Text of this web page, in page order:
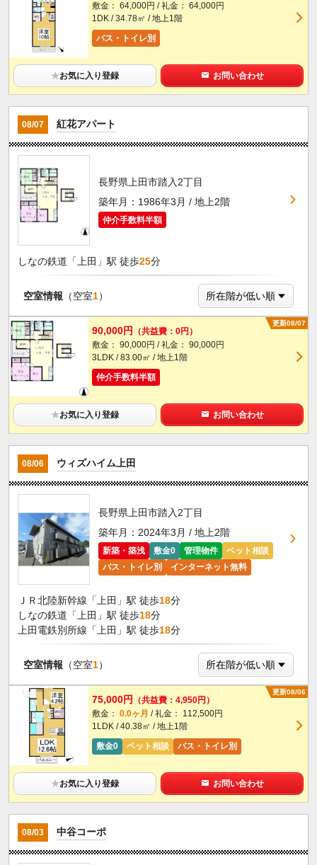
敷金： 64,000円 / 礼金： 64,000円
1DK / 34.78㎡ / 地上1階
バス・トイレ別
★お気に入り登録 お問い合わせ
08/07 紅花アパート
長野県上田市踏入2丁目
築年月：1986年3月 / 地上2階
仲介手数料半額
しなの鉄道「上田」駅 徒歩25分
空室情報 （空室1）
更新08/07
90,000円
（共益費：0円）
敷金： 90,000円 / 礼金： 90,000円
3LDK / 83.00㎡ / 地上1階
仲介手数料半額
★お気に入り登録 お問い合わせ
08/06 ウィズハイム上田
長野県上田市踏入2丁目
築年月：2024年3月 / 地上2階
新築・築浅 敷金0 管理物件
ペット相談
バス・トイレ別
インターネット無料
ＪＲ北陸新幹線「上田」駅 徒歩18分
しなの鉄道「上田」駅 徒歩18分
上田電鉄別所線「上田」駅 徒歩18分
空室情報 （空室1）
更新08/06
75,000円
（共益費：4,950円）
敷金： 0.0ヶ月 / 礼金： 112,500円
1LDK / 40.38㎡ / 地上1階
敷金0
ペット相談 バス・トイレ別
★お気に入り登録 お問い合わせ
08/03 中谷コーポ